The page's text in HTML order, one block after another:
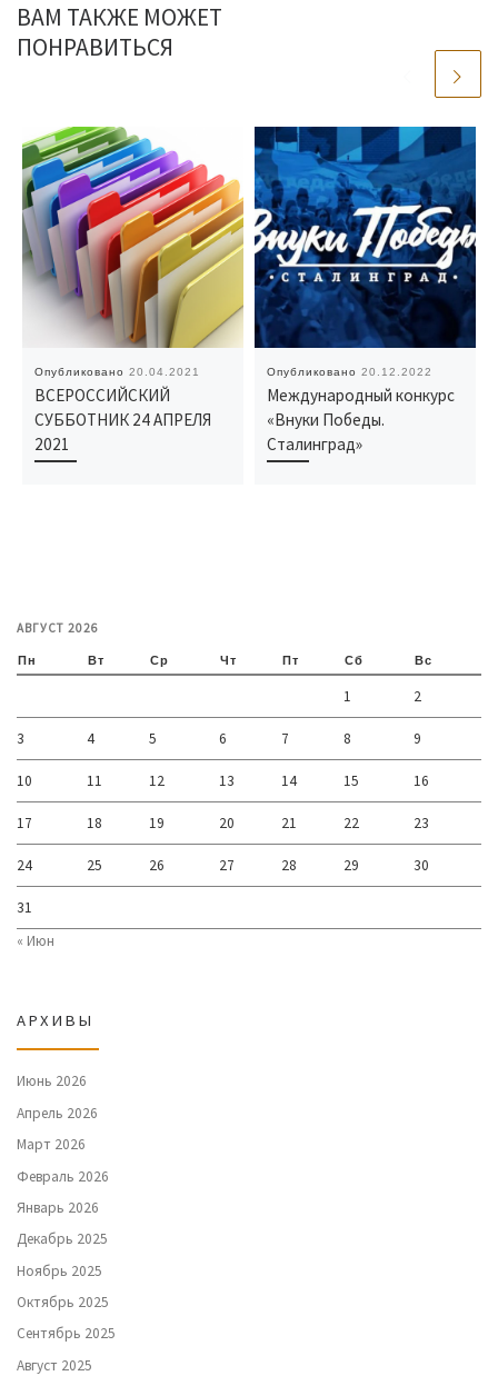
ВАМ ТАКЖЕ МОЖЕТ
ПОНРАВИТЬСЯ
Опубликовано 20.04.2021
ВСЕРОССИЙСКИЙ
СУББОТНИК 24 АПРЕЛЯ
2021
Опубликовано 20.12.2022
Международный конкурс
«Внуки Победы.
Сталинград»
АВГУСТ 2026
Пн Вт Ср Чт Пт Сб Вс
1 2
3 4 5 6 7 8 9
10 11 12 13 14 15 16
17 18 19 20 21 22 23
24 25 26 27 28 29 30
31
« Июн
АРХИВЫ
Июнь 2026
Апрель 2026
Март 2026
Февраль 2026
Январь 2026
Декабрь 2025
Ноябрь 2025
Октябрь 2025
Сентябрь 2025
Август 2025